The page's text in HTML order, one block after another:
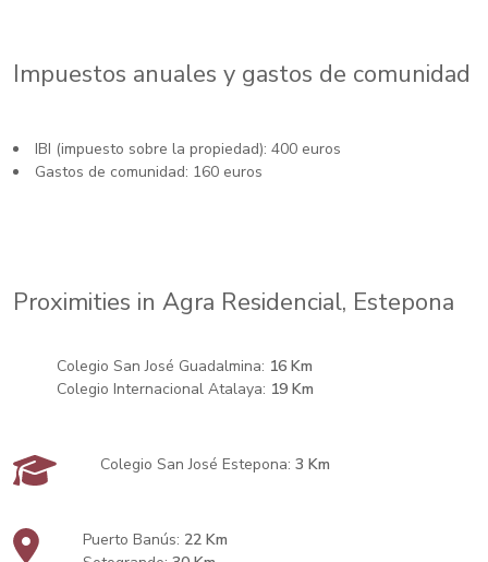
Impuestos anuales y gastos de comunidad
IBI (impuesto sobre la propiedad): 400 euros
Gastos de comunidad: 160 euros
Proximities in Agra Residencial, Estepona
Colegio San José Guadalmina: 16 Km
Colegio Internacional Atalaya: 19 Km
Colegio San José Estepona:3 Km
Puerto Banús: 22 Km